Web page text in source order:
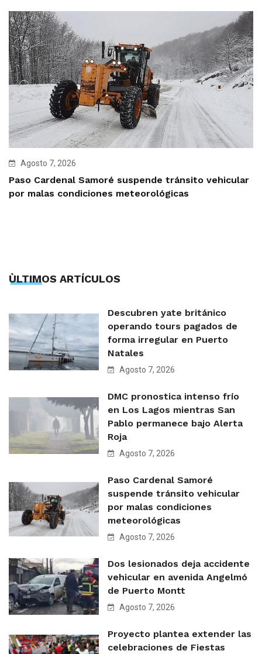
Agosto 7, 2026
Paso Cardenal Samoré suspende tránsito vehicular
por malas condiciones meteorológicas
ÙLTIMOS ARTÍCULOS
Descubren yate británico
operando tours pagados de
forma irregular en Puerto
Natales
Agosto 7, 2026
DMC pronostica intenso frío
en Los Lagos mientras San
Pablo permanece bajo Alerta
Roja
Agosto 7, 2026
Paso Cardenal Samoré
suspende tránsito vehicular
por malas condiciones
meteorológicas
Agosto 7, 2026
Dos lesionados deja accidente
vehicular en avenida Angelmó
de Puerto Montt
Agosto 7, 2026
Proyecto plantea extender las
celebraciones de Fiestas